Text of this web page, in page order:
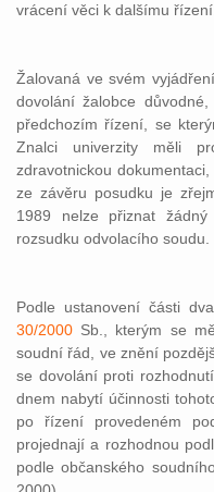
vrácení věci k dalšímu řízení.
Žalovaná ve svém
dovolání žalobce
předchozím řízení, se
Znalci univerzity měli
zdravotnickou
ze závěru posudku je
1989 nelze přiznat
rozsudku odvolacího soudu.
Podle ustanovení části
30/2000 Sb., kterým se
soudní řád, ve znění
se dovolání proti
dnem nabytí účinnosti
po řízení provedeném
projednají a rozhodnou
podle občanského